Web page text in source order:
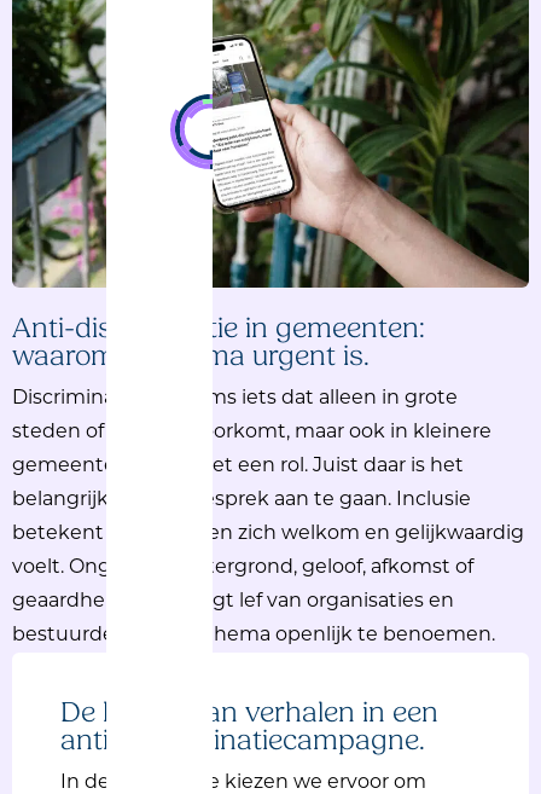
Anti-discriminatie in gemeenten:
waarom dit thema urgent is.
Discriminatie lijkt soms iets dat alleen in grote
steden of ver weg voorkomt, maar ook in kleinere
gemeenten speelt het een rol. Juist daar is het
belangrijk
gesprek aan te gaan.
Inclusie
betekent
iedereen zich welkom en gelijkwaardig
voelt. Ongeacht achtergrond, geloof, afkomst of
geaardheid
vraagt lefvan organisaties en
bestuurders
thema openlijk te benoemen.
De kracht van verhalen in een
anti-
discriminatiecampagne.
In de campagne kiezen we ervoor om